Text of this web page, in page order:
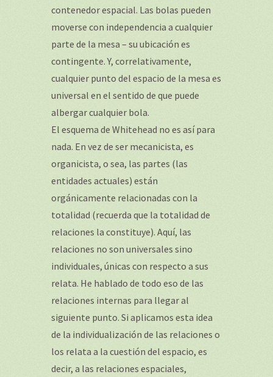
contenedor espacial. Las bolas pueden
moverse con independencia a cualquier
parte de la mesa – su ubicación es
contingente. Y, correlativamente,
cualquier punto del espacio de la mesa es
universal en el sentido de que puede
albergar cualquier bola.
El esquema de Whitehead no es así para
nada. En vez de ser mecanicista, es
organicista, o sea, las partes (las
entidades actuales) están
orgánicamente relacionadas con la
totalidad (recuerda que la totalidad de
relaciones la constituye). Aquí, las
relaciones no son universales sino
individuales, únicas con respecto a sus
relata. He hablado de todo eso de las
relaciones internas para llegar al
siguiente punto. Si aplicamos esta idea
de la individualización de las relaciones o
los relata a la cuestión del espacio, es
decir, a las relaciones espaciales,